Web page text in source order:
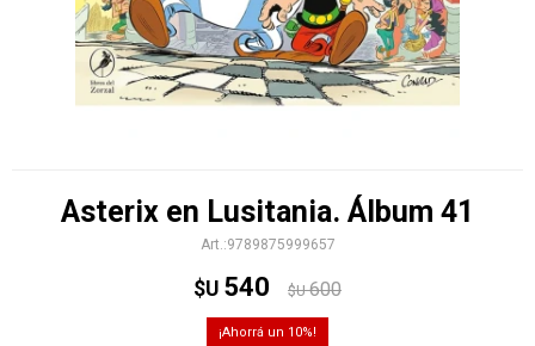
Asterix en Lusitania. Álbum 41
9789875999657
$U 540 $U 600
10